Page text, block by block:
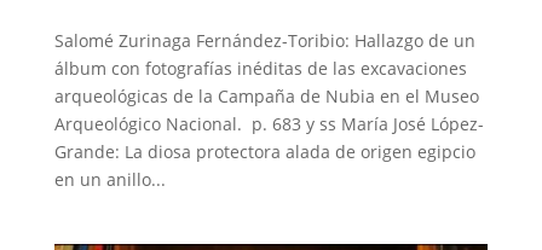
Salomé Zurinaga Fernández-Toribio: Hallazgo de un
álbum con fotografías inéditas de las excavaciones
arqueológicas de la Campaña de Nubia en el Museo
Arqueológico Nacional. p. 683 y ss María José López-
Grande: La diosa protectora alada de origen egipcio
en un anillo...